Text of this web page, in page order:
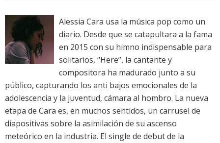
Alessia Cara usa la música pop como un
diario. Desde que se catapultara a la fama
en 2015 con su himno indispensable para
solitarios, “Here”, la cantante y
compositora ha madurado junto a su
público, capturando los anti bajos emocionales de la
adolescencia y la juventud, cámara al hombro. La nueva
etapa de Cara es, en muchos sentidos, un carrusel de
diapositivas sobre la asimilación de su ascenso
meteórico en la industria. El single de debut de la